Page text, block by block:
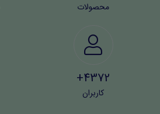
محصولات
4372+
کاربران